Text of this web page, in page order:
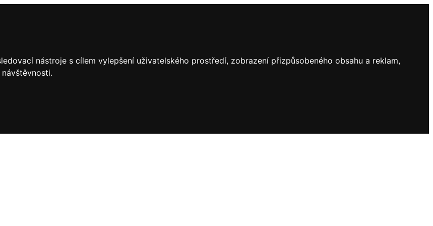
nástroje s cílem vylepšení uživatelského prostředí, zobrazení přizpůsobeného obsahu a reklam,